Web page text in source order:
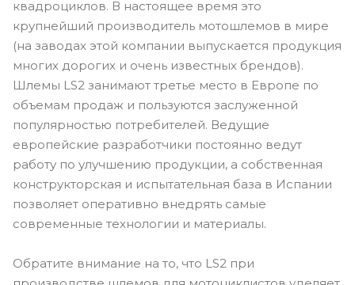
квадроциклов. В настоящее время это
крупнейший производитель мотошлемов в мире
(на заводах этой компании выпускается продукция
многих дорогих и очень известных брендов).
Шлемы LS2 занимают третье место в Европе по
объемам продаж и пользуются заслуженной
популярностью потребителей. Ведущие
европейские разработчики постоянно ведут
работу по улучшению продукции, а собственная
конструкторская и испытательная база в Испании
позволяет оперативно внедрять самые
современные технологии и материалы.
Обратите внимание на то, что LS2 при